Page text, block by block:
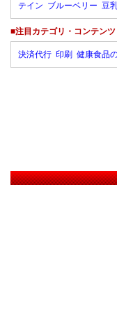
テイン ブルーベリー 豆
■注目カテゴリ・コンテンツ
決済代行 印刷 健康食品